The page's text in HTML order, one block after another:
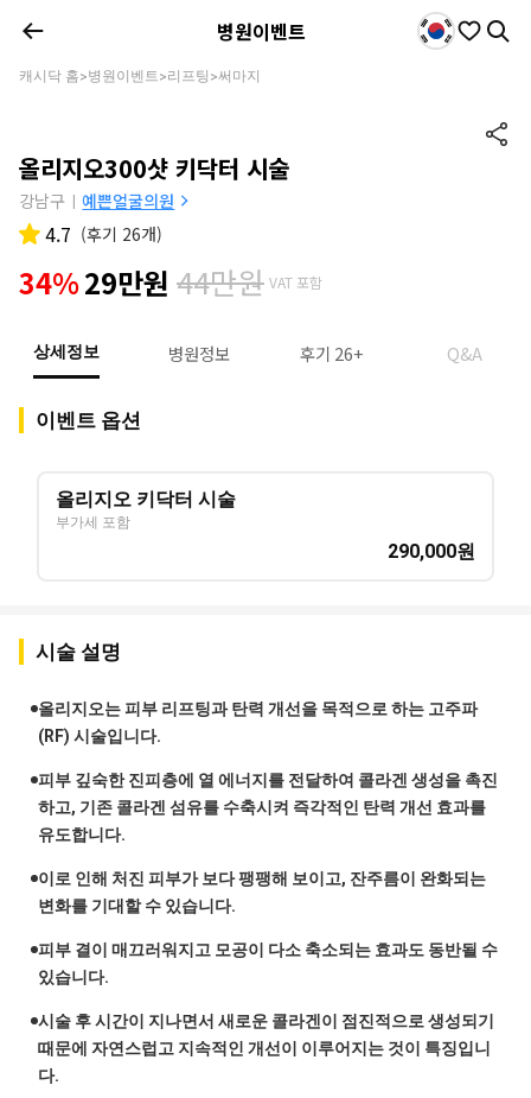
병원이벤트
캐시닥 홈>병원이벤트>리프팅 >써마지
올리지오300샷 키닥터 시술
강남구 | 예쁜얼굴의원
4.7 (후기 26개)
34%29만원 44만원 VAT 포함
상세정보 병원정보 후기 26+ Q&A
이벤트 옵션
올리지오 키닥터 시술
부가세 포함
290,000원
시술 설명
올리지오는 피부 리프팅과 탄력 개선을 목적으로 하는 고주파
(RF) 시술입니다.
피부 깊숙한 진피층에 열 에너지를 전달하여 콜라겐 생성을 촉진
하고, 기존 콜라겐 섬유를 수축시켜 즉각적인 탄력 개선 효과를
유도합니다.
이로 인해 처진 피부가 보다 팽팽해 보이고, 잔주름이 완화되는
변화를 기대할 수 있습니다.
피부 결이 매끄러워지고 모공이 다소 축소되는 효과도 동반될 수
있습니다.
시술 후 시간이 지나면서 새로운 콜라겐이 점진적으로 생성되기
때문에 자연스럽고 지속적인 개선이 이루어지는 것이 특징입니
다.